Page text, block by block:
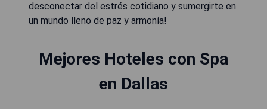
desconectar del estrés cotidiano y sumergirte en
un mundo lleno de paz y armonía!
Mejores Hoteles con Spa
en Dallas